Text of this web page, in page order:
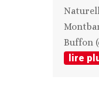
Buffon
lire